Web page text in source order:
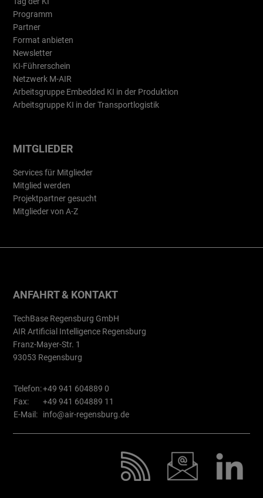
Programm
Partner
Format anbieten
Newsletter
KI-Führerschein
Netzwerk M-AIR
Arbeitsgruppe Embedded KI in der Produktion
Arbeitsgruppe KI in der Transportlogistik
MITGLIEDER
Services für Mitglieder
Mitglied werden
Projektpartner gesucht
Mitglieder von A-Z
ANFAHRT & KONTAKT
TechBase Regensburg GmbH
AIR Artificial Intelligence Regensburg
Franz-Mayer-Str. 1
93053 Regensburg
Telefon:
Fax:
E-Mail:
+49 941 604889 0
+49 941 604889 11
info@air-regensburg.de